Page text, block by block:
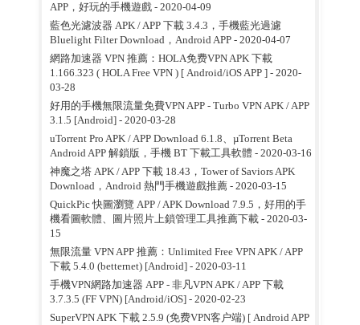
APP，好玩的手機遊戲- 2020-04-09
藍色光濾波器 APK / APP 下載 3.4.3，手機藍光過濾
Bluelight Filter Download，Android APP- 2020-04-07
網路加速器 VPN 推薦：HOLA免费VPN APK 下載
1.166.323 ( HOLA Free VPN ) [ Android/iOS APP ]- 2020-
03-28
好用的手機無限流量免費VPN APP - Turbo VPN APK / APP
3.1.5 [Android]- 2020-03-28
uTorrent Pro APK / APP Download 6.1.8、µTorrent Beta
Android APP 解鎖版，手機 BT 下載工具軟體 - 2020-03-16
神魔之塔 APK / APP 下載 18.43，Tower of Saviors APK
Download，Android 熱門手機遊戲推薦- 2020-03-15
QuickPic 快圖瀏覽 APP / APK Download 7.9.5，好用的手
機看圖軟體、圖片照片上鎖管理工具推薦下載- 2020-03-
15
無限流量 VPN APP 推薦：Unlimited Free VPN APK / APP
下載 5.4.0 (betternet) [Android]- 2020-03-11
手機VPN網路加速器 APP - 非凡VPN APK / APP 下載
3.7.3.5 (FF VPN) [Android/iOS]- 2020-02-23
SuperVPN APK 下載 2.5.9 (免费VPN客户端) [ Android APP